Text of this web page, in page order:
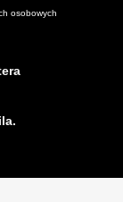
osobowych